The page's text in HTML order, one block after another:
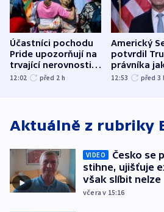
Účastníci pochodu
Pride upozorňují na
trvající nerovnosti i
společenskou
12:02 před 2 h
Americký
potvrdil
právníka
ministra
12:53 před 3
Aktuálně z rubriky
VIDEO
Česko se
stihne, ujišťuje
však slíbit nelze
včera v 15:16